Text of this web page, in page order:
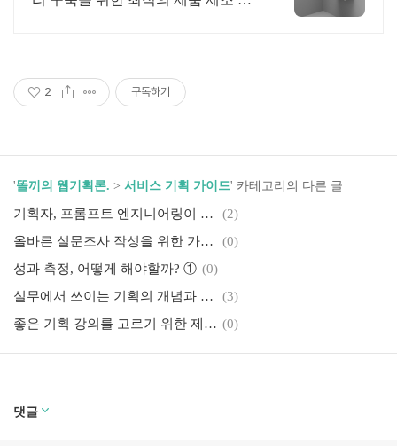
2 구독하기
'똘끼의 웹기획론. > 서비스 기획 가이드' 카테고리의 다른 글
기획자, 프롬프트 엔지니어링이 필요한 이유 - 개념
(2)
올바른 설문조사 작성을 위한 가이드
(0)
성과 측정, 어떻게 해야할까? ① (0)
실무에서 쓰이는 기획의 개념과 원리
(3)
좋은 기획 강의를 고르기 위한 제안. (0)
댓글